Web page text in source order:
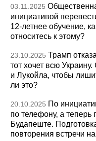
03.11.2025
инициативой
12-летнее обучение,
относитесь к этому?
23.10.2025 Трамп
тот хочет всю
и Лукойла, чтобы
ли это?
20.10.2025 По
по телефону, а теперь
Будапеште.
повторения встречи